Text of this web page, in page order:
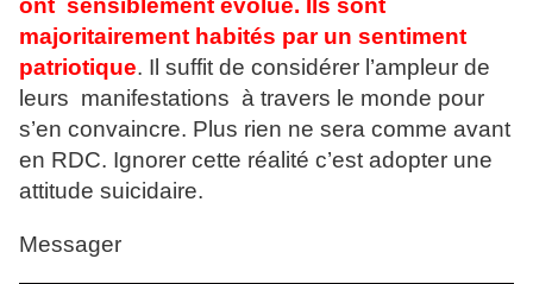
majoritairement habités par un sentiment
patriotique. Il suffit de considérer l’ampleur de
leurs manifestations à travers le monde pour
s’en convaincre. Plus rien ne sera comme avant
en RDC. Ignorer cette réalité c’est adopter une
attitude suicidaire.
Messager